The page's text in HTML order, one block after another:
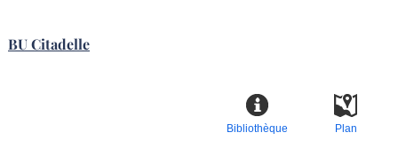
BU Citadelle
Plan
Bibliothèque